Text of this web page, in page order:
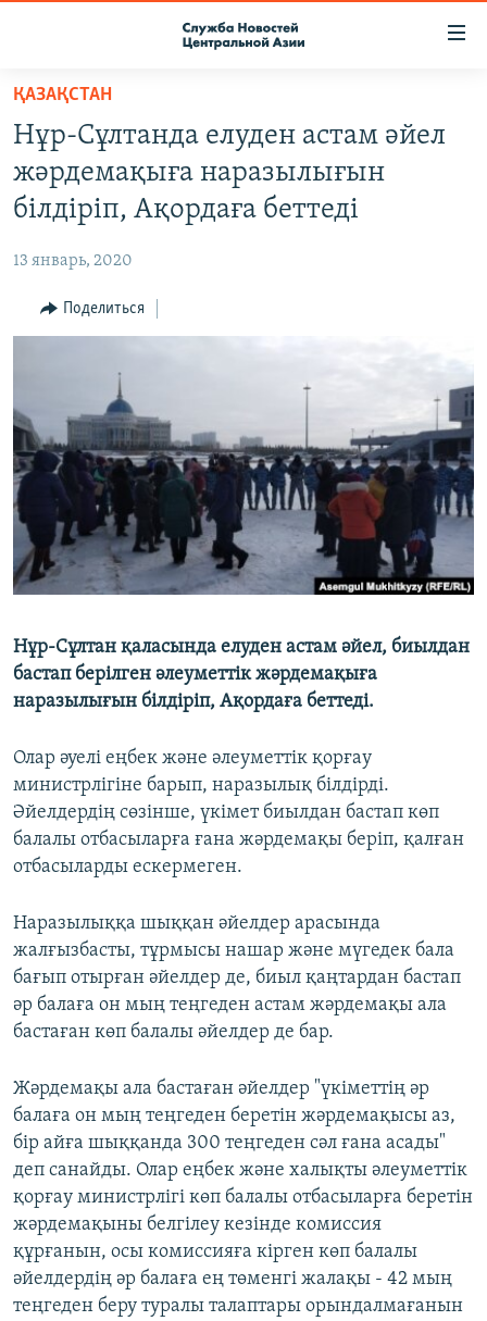
Вернуться
основному
содержанию
Вернутся
главной
навигации
Вернутся
ПОДПИСКА
КОНТАКТЫ
НАСТОЯЩЕЕ ВРЕМЯ
МИГРАНТ МЕДИА
ҚАЗАҚСТАН
Нұр-Сұлтанда елуден астам әйел
жәрдемақыға наразылығын
білдіріп, Ақордаға беттеді
13 январь, 2020
Поделиться
Нұр-Сұлтан қаласында елуден астам әйел, биылдан
бастап берілген әлеуметтік жәрдемақыға
наразылығын білдіріп, Ақордаға беттеді.
Олар әуелі еңбек және әлеуметтік қорғау
министрлігіне барып, наразылық білдірді.
Әйелдердің сөзінше, үкімет биылдан бастап көп
балалы отбасыларға ғана жәрдемақы беріп, қалған
отбасыларды ескермеген.
Наразылыққа шыққан әйелдер арасында
жалғызбасты, тұрмысы нашар және мүгедек бала
бағып отырған әйелдер де, биыл қаңтардан бастап
әр балаға он мың теңгеден астам жәрдемақы ала
бастаған көп балалы әйелдер де бар.
Жәрдемақы ала бастаған әйелдер "үкіметтің әр
балаға он мың теңгеден беретін жәрдемақысы аз,
бір айға шыққанда 300 теңгеден сәл ғана асады"
деп санайды. Олар еңбек және халықты әлеуметтік
қорғау министрлігі көп балалы отбасыларға беретін
жәрдемақыны белгілеу кезінде комиссия
құрғанын, осы комиссияға кірген көп балалы
әйелдердің әр балаға ең төменгі жалақы - 42 мың
теңгеден беру туралы талаптары орындалмағанын